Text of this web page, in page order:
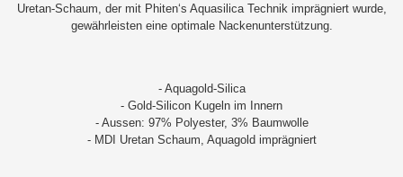
Uretan-Schaum, der mit Phiten‘s Aquasilica Technik imprägniert wurde,
gewährleisten eine optimale Nackenunterstützung.
- Aquagold-Silica
- Gold-Silicon Kugeln im Innern
- Aussen: 97% Polyester, 3% Baumwolle
- MDI Uretan Schaum, Aquagold imprägniert